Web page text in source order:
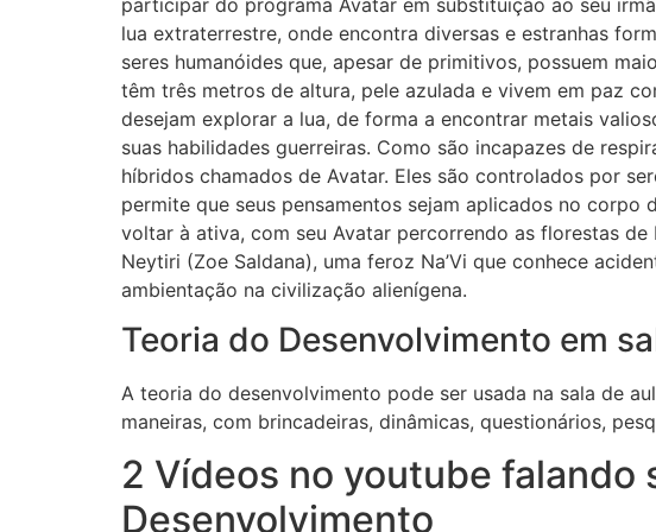
lua extraterrestre, onde encontra diversas e estranhas
seres humanóides que, apesar de primitivos, possuem
têm três metros de altura, pele azulada e vivem em paz
desejam explorar a lua, de forma a encontrar metais
suas habilidades guerreiras. Como são incapazes de
híbridos chamados de Avatar. Eles são controlados por
permite que seus pensamentos sejam aplicados no
voltar à ativa, com seu Avatar percorrendo as florestas
Neytiri (Zoe Saldana), uma feroz Na’Vi que conhece
ambientação na civilização alienígena.
Teoria do Desenvolvimento em
A teoria do desenvolvimento pode ser usada na sala de
maneiras, com brincadeiras, dinâmicas, questionários,
2 Vídeos no youtube falando
Desenvolvimento